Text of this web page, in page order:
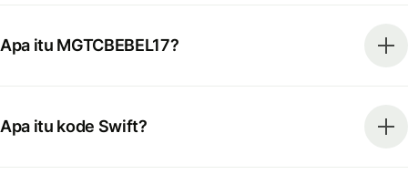
Apa itu MGTCBEBEL17?
Apa itu kode Swift?